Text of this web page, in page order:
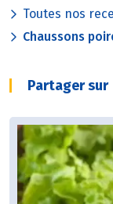
Toutes nos
Chaussons
Partager sur